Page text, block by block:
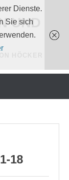
UND
18
Dienste.
Sie sich